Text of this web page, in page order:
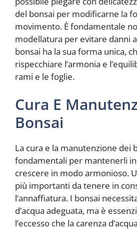
del bonsai per modificarne la
movimento. È fondamentale
modellatura per evitare danni
bonsai ha la sua forma unica,
rispecchiare l’armonia e
rami e le foglie.
Cura E
Bonsai
La cura e la manutenzione dei
fondamentali per mantenerli
crescere in modo armonioso.
più importanti da tenere in
l’annaffiatura. I bonsai
d’acqua adeguata, ma è
l’eccesso che la carenza